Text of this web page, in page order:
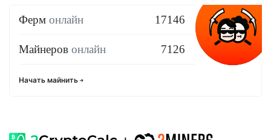
Ферм онлайн 17146
Майнеров онлайн 7126
Начать майнить